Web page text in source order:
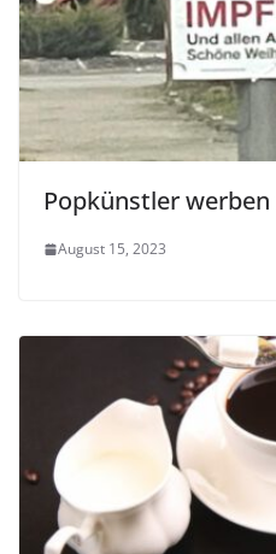
Popkünstler
August 15, 2023